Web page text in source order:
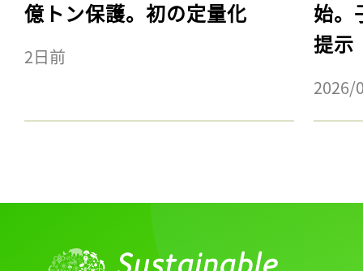
億トン保護。初の定量化
2日前
始。
提示
2026/
ログインが必